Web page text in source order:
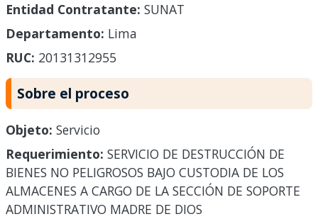
Entidad Contratante: SUNAT
Departamento: Lima
RUC: 20131312955
Sobre el proceso
Objeto: Servicio
Requerimiento: SERVICIO DE DESTRUCCIÓN DE
BIENES NO PELIGROSOS BAJO CUSTODIA DE LOS
ALMACENES A CARGO DE LA SECCIÓN DE SOPORTE
ADMINISTRATIVO MADRE DE DIOS